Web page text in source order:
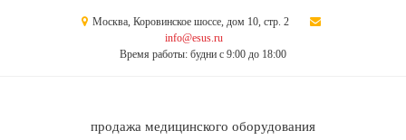
Москва, Коровинское шоссе, дом 10, стр. 2
info@esus.ru
Время работы: будни с 9:00 до 18:00
продажа медицинского оборудования